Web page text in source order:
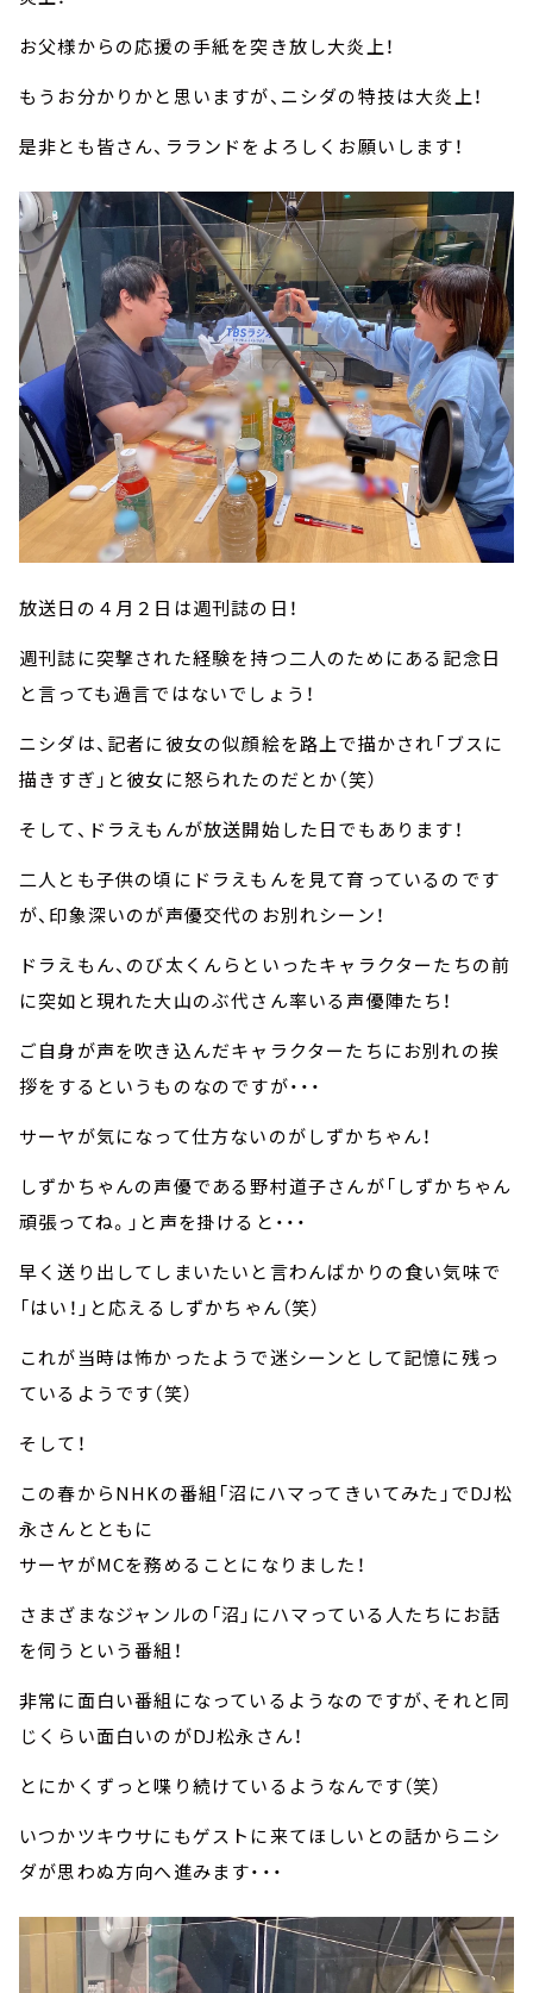
お父様からの応援の手紙を突き放し大炎上！
もうお分かりかと思いますが、ニシダの特技は大炎上！
是非とも皆さん、ラランドをよろしくお願いします！
放送日の４月２日は週刊誌の日！
週刊誌に突撃された経験を持つ二人のためにある記念日
と言っても過言ではないでしょう！
ニシダは、記者に彼女の似顔絵を路上で描かされ「ブスに
描きすぎ」と彼女に怒られたのだとか（笑）
そして、ドラえもんが放送開始した日でもあります！
二人とも子供の頃にドラえもんを見て育っているのです
が、印象深いのが声優交代のお別れシーン！
ドラえもん、のび太くんらといったキャラクターたちの前
に突如と現れた大山のぶ代さん率いる声優陣たち！
ご自身が声を吹き込んだキャラクターたちにお別れの挨
拶をするというものなのですが・・・
サーヤが気になって仕方ないのがしずかちゃん！
しずかちゃんの声優である野村道子さんが「しずかちゃん
頑張ってね。」と声を掛けると・・・
早く送り出してしまいたいと言わんばかりの食い気味で
「はい！」と応えるしずかちゃん（笑）
これが当時は怖かったようで迷シーンとして記憶に残っ
ているようです（笑）
そして！
この春からNHKの番組「沼にハマってきいてみた」でDJ松
永さんとともに
サーヤがMCを務めることになりました！
さまざまなジャンルの「沼」にハマっている人たちにお話
を伺うという番組！
非常に面白い番組になっているようなのですが、それと同
じくらい面白いのがDJ松永さん！
とにかくずっと喋り続けているようなんです（笑）
いつかツキウサにもゲストに来てほしいとの話からニシ
ダが思わぬ方向へ進みます・・・